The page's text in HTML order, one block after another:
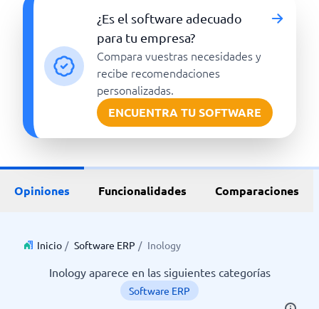
¿Es el software adecuado
para tu empresa?
Compara vuestras necesidades y
recibe recomendaciones
personalizadas.
ENCUENTRA TU SOFTWARE
Opiniones Funcionalidades Comparaciones
Inicio / Software ERP / Inology
Inology aparece en las siguientes categorías
Software ERP